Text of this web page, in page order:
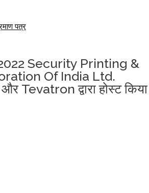
पत्र
Security Printing &
Of India Ltd.
Tevatron द्वारा होस्ट किया